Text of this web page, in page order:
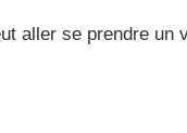
aller se prendre un